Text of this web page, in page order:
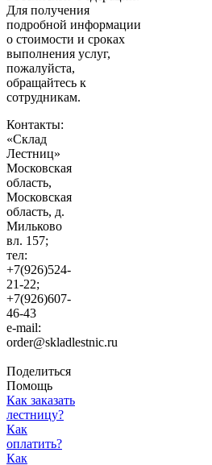
Для получения
подробной информации
о стоимости и сроках
выполнения услуг,
пожалуйста,
обращайтесь к
сотрудникам.
Контакты:
«Склад
Лестниц»
Московская
область,
Московская
область, д.
Мильково
вл. 157;
тел:
+7(926)524-
21-22;
+7(926)607-
46-43
e-mail:
order@skladlestnic.ru
Поделиться
Помощь
Как заказать
лестницу?
Как
оплатить?
Как